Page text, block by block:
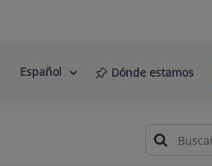
Selector
Idioma
Español Dónde estamos